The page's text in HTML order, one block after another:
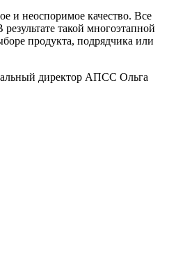
и неоспоримое качество. Все
такой многоэтапной
продукта, подрядчика или
директор АПСС Ольга